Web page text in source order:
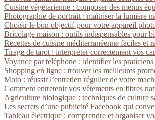
Cuisine végétarienne : composer des menus
Photographie de portrait : maîtriser la lumière
Choisir le bon objectif pour votre appareil
Bricolage maison : outils indispensables pour
Recettes de cuisine méditerranéenne faciles et
Tirage de tarot : interpréter correctement vos
Voyance par téléphone : identifier les
Shopping en ligne : trouver les meilleures
Moto : réussir l’entretien régulier de votre
Comment entretenir vos vêtements en fibres
Agriculture biologique : techniques de culture
Les secrets d’une publicité Facebook qui
Tableau électrique : comprendre et organiser